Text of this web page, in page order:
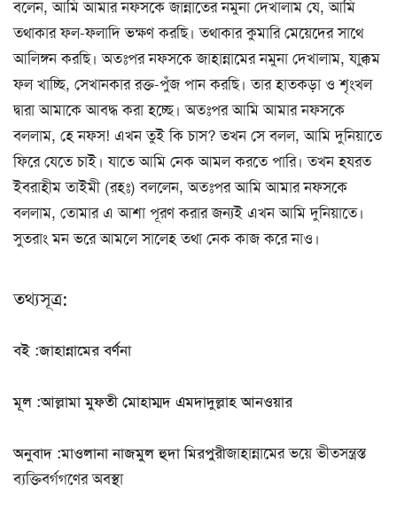
বলেন, আমি আমার নফসকে জান্নাতের নমুনা দেখালাম যে, আমি
তথাকার ফল-ফলাদি ভক্ষণ করছি। তথাকার কুমারি মেয়েদের সাথে
আলিঙ্গন করছি। অতঃপর নফসকে জাহান্নামের নমুনা দেখালাম, যাক্কুম
ফল খাচ্ছি, সেখানকার রক্ত-পুঁজ পান করছি। তার হাতকড়া ও শৃংখল
দ্বারা আমাকে আবদ্ধ করা হচ্ছে। অতঃপর আমি আমার নফসকে
বললাম, হে নফস! এখন তুই কি চাস? তখন সে বলল, আমি দুনিয়াতে
ফিরে যেতে চাই। যাতে আমি নেক আমল করতে পারি। তখন হযরত
ইবরাহীম তাইমী (রহঃ) বললেন, অতঃপর আমি আমার নফসকে
বললাম, তোমার এ আশা পূরণ করার জন্যই এখন আমি দুনিয়াতে।
সুতরাং মন ভরে আমলে সালেহ তথা নেক কাজ করে নাও।
তথ্যসূত্র:
বই :জাহান্নামের বর্ণনা
মূল :আল্লামা মুফতী মোহাম্মদ এমদাদুল্লাহ আনওয়ার
অনুবাদ :মাওলানা নাজমুল হুদা মিরপুরীজাহান্নামের ভয়ে ভীতসন্ত্রস্ত
ব্যক্তিবর্গগণের অবস্থা